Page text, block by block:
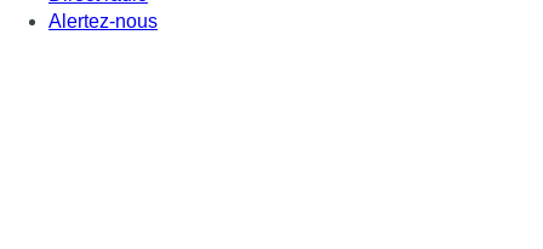
Alertez-nous